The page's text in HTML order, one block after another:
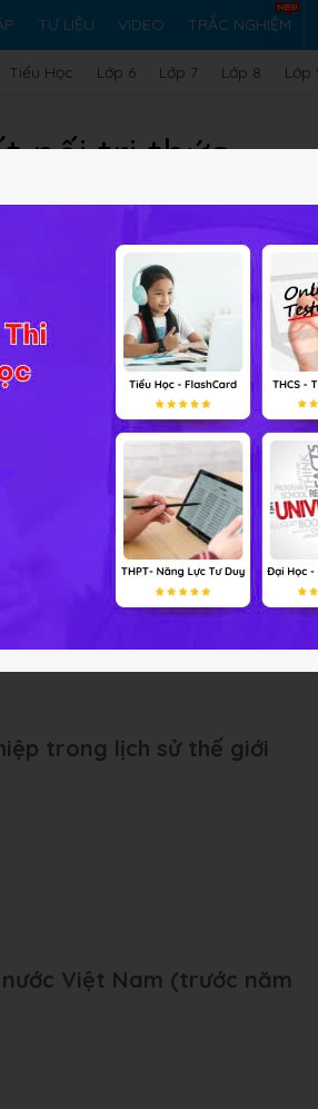
TƯ LIỆU VIDEO TRẮC NGHIỆM
Tiểu Học Lớp 6 Lớp 7 Lớp 8 Lớp
nối tri thức
Tài liệu được tổng hợp và biên
trí một cách logic, đầy đủ và thuận
tài liệu bổ ích giúp cho các em
giải bài tập của bản thân.
kì cổ - trung đại
trong lịch sử thế giới
Việt Nam (trước năm